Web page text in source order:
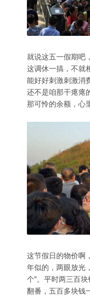
就说这五一假期吧
这调休一搞，不就
能好好刺激刺激消
还不是咱那干瘪瘪
那可怜的余额，心
这节假日的物价啊
年似的，两眼放光
个”。平时两三百
翻番，五百多块钱